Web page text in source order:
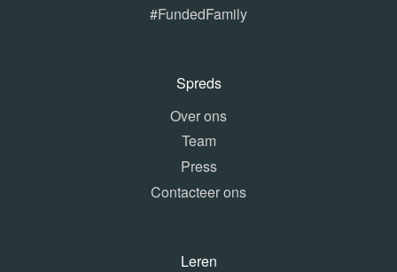
#FundedFamily
Spreds
Over ons
Team
Press
Contacteer ons
Leren